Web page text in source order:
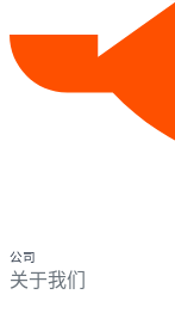
公司
关于我们